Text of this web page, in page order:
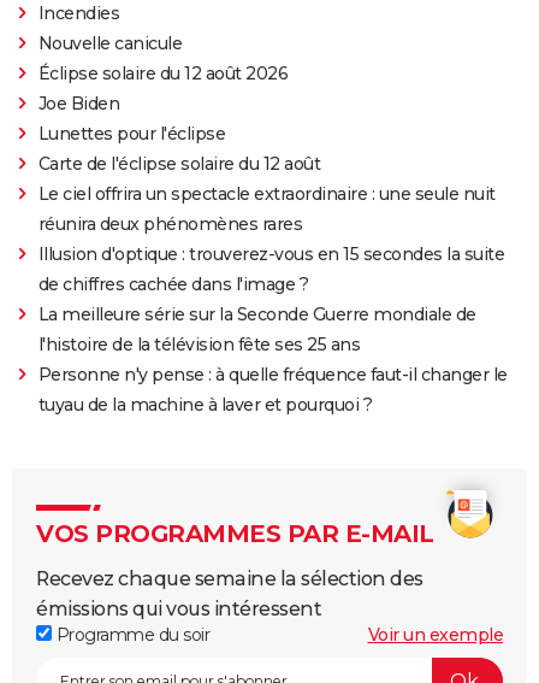
Incendies
Nouvelle canicule
Éclipse solaire du 12 août 2026
Joe Biden
Lunettes pour l'éclipse
Carte de l'éclipse solaire du 12 août
Le ciel offrira un spectacle extraordinaire : une seule nuit
réunira deux phénomènes rares
Illusion d'optique : trouverez-vous en 15 secondes la suite
de chiffres cachée dans l'image ?
La meilleure série sur la Seconde Guerre mondiale de
l'histoire de la télévision fête ses 25 ans
Personne n'y pense : à quelle fréquence faut-il changer le
tuyau de la machine à laver et pourquoi ?
VOS PROGRAMMES PAR E-MAIL
Recevez chaque semaine la sélection des
émissions qui vous intéressent
Programme du soir Voir un exemple